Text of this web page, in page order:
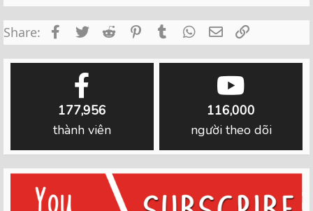
Share: FacebookTwitterReddit PinterestTumblrWhatsApp
Email
177,956
thành viên
116,000
người theo dõi